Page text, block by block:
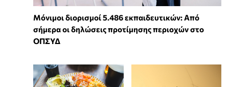
Μόνιμοι διορισμοί 5.486 εκπαιδευτικών: Από
σήμερα οι δηλώσεις προτίμησης περιοχών στο
ΟΠΣΥΔ